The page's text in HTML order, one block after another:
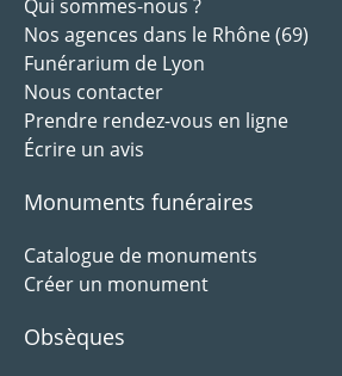
Qui sommes-nous ?
Nos agences dans le Rhône (69)
Funérarium de Lyon
Nous contacter
Prendre rendez-vous en ligne
Écrire un avis
Monuments funéraires
Catalogue de monuments
Créer un monument
Obsèques